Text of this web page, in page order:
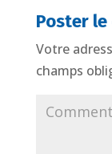
Poster
Votre
champs